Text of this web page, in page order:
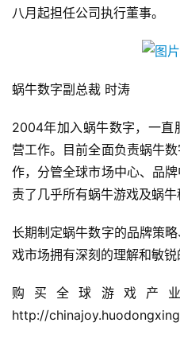
首
页
游
茶
创
八月起担任公司执行董事。
蜗牛数字副总裁 时涛
2004年加入蜗牛数字，一直
营工作。目前全面负责蜗牛
作，分管全球市场中心、品
责了几乎所有蜗牛游戏及蜗牛
长期制定蜗牛数字的品牌策
戏市场拥有深刻的理解和敏锐
购买全球游戏产
http://